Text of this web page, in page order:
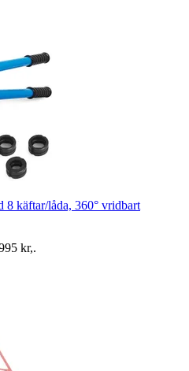
käftar/låda, 360° vridbart
kr,.